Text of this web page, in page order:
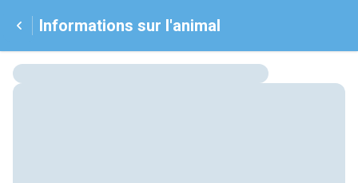
Informations sur l'animal